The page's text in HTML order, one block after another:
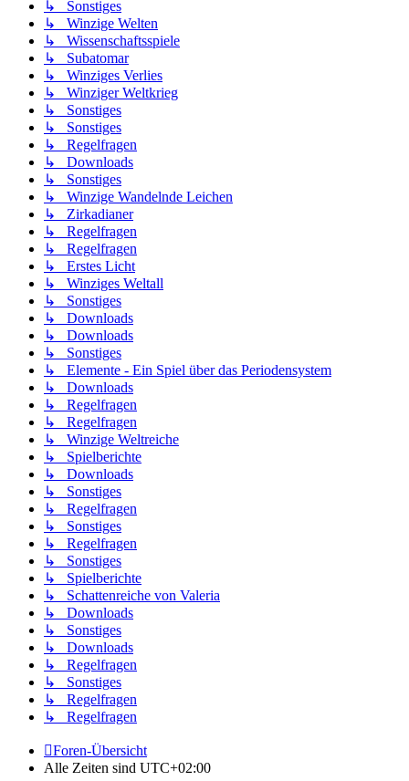
↳ Sonstiges
↳ Winzige Welten
↳ Wissenschaftsspiele
↳ Subatomar
↳ Winziges Verlies
↳ Winziger Weltkrieg
↳ Sonstiges
↳ Sonstiges
↳ Regelfragen
↳ Downloads
↳ Sonstiges
↳ Winzige Wandelnde Leichen
↳ Zirkadianer
↳ Regelfragen
↳ Regelfragen
↳ Erstes Licht
↳ Winziges Weltall
↳ Sonstiges
↳ Downloads
↳ Downloads
↳ Sonstiges
↳ Elemente - Ein Spiel über das Periodensystem
↳ Downloads
↳ Regelfragen
↳ Regelfragen
↳ Winzige Weltreiche
↳ Spielberichte
↳ Downloads
↳ Sonstiges
↳ Regelfragen
↳ Sonstiges
↳ Regelfragen
↳ Sonstiges
↳ Spielberichte
↳ Schattenreiche von Valeria
↳ Downloads
↳ Sonstiges
↳ Downloads
↳ Regelfragen
↳ Sonstiges
↳ Regelfragen
↳ Regelfragen
Foren-Übersicht
Alle Zeiten sind UTC+02:00